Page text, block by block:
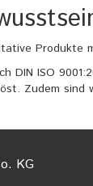
Produkte
DIN ISO
Zudem sind
KG